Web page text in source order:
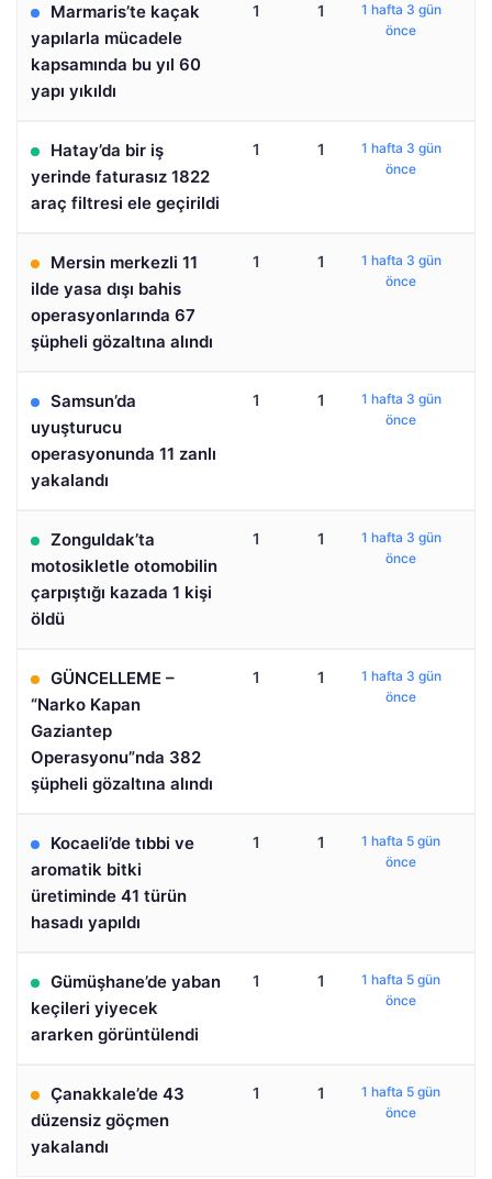
Marmaris’te kaçak
yapılarla mücadele
kapsamında bu yıl 60
yapı yıkıldı
1 1
1 hafta 3 gün
önce
Hatay’da bir iş
yerinde faturasız 1822
araç filtresi ele geçirildi
1 1
1 hafta 3 gün
önce
Mersin merkezli 11
ilde yasa dışı bahis
operasyonlarında 67
şüpheli gözaltına alındı
1 1
1 hafta 3 gün
önce
Samsun’da
uyuşturucu
operasyonunda 11 zanlı
yakalandı
1 1
1 hafta 3 gün
önce
Zonguldak’ta
motosikletle otomobilin
çarpıştığı kazada 1 kişi
öldü
1 1
1 hafta 3 gün
önce
GÜNCELLEME –
“Narko Kapan
Gaziantep
Operasyonu”nda 382
şüpheli gözaltına alındı
1 1
1 hafta 3 gün
önce
Kocaeli’de tıbbi ve
aromatik bitki
üretiminde 41 türün
hasadı yapıldı
1 1
1 hafta 5 gün
önce
Gümüşhane’de yaban
keçileri yiyecek
ararken görüntülendi
1 1
1 hafta 5 gün
önce
Çanakkale’de 43
düzensiz göçmen
yakalandı
1 1
1 hafta 5 gün
önce